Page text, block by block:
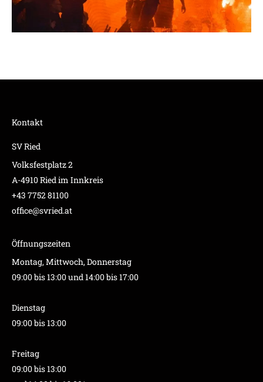
Kontakt
SV Ried
Volksfestplatz 2
A-4910 Ried im Innkreis
+43 7752 81100
office@svried.at
Öffnungszeiten
Montag, Mittwoch, Donnerstag
09:00 bis 13:00 und 14:00 bis 17:00
Dienstag
09:00 bis 13:00
Freitag
09:00 bis 13:00